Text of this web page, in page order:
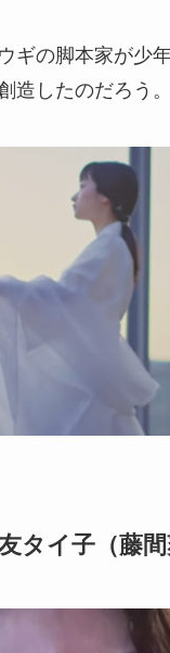
ギの脚本家が少
造したのだろう。
タイ子（藤